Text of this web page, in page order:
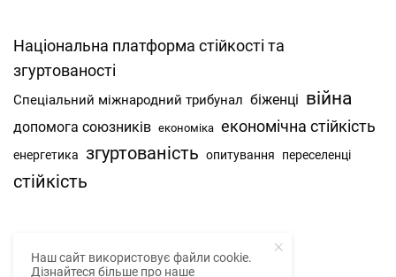
Національна платформа стійкості та
згуртованості
Спеціальний міжнародний трибунал біженці війна
допомога союзників економіка економічна стійкість
енергетика згуртованість опитування переселенці
стійкість
Про нас
Наш сайт використовує файли cookie.
Дізнайтеся більше про наше